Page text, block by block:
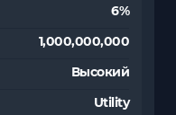
6%
1,000,000,000
Высокий
Utility